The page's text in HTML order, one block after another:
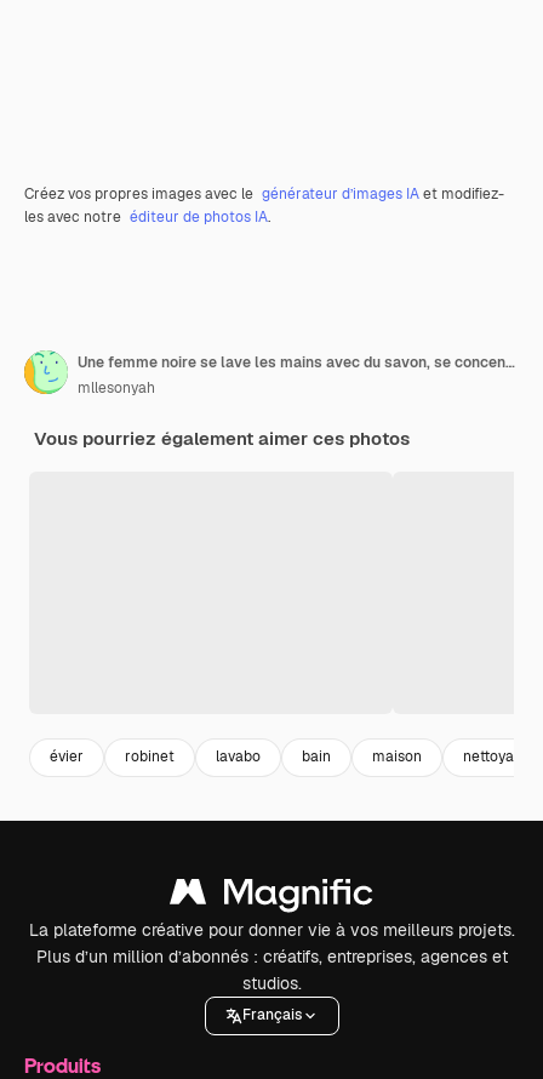
Créez vos propres images avec le générateur d’images IAet modifiez-
les avec notre éditeur de photos IA.
Une femme noire se lave les mains avec du savon, se concentre sélectivement sur le concept d'hygiène de désinfection des mains.
mllesonyah
Vous pourriez également aimer ces photos
évier robinet lavabo bain maison nettoyage
La plateforme créative pour donner vie à vos meilleurs projets.
Plus d’un million d’abonnés : créatifs, entreprises, agences et
studios.
Français
Produits